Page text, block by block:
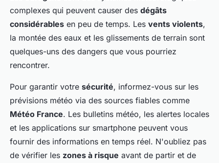
complexes qui peuvent causer des dégâts
considérables en peu de temps. Les vents violents,
la montée des eaux et les glissements de terrain sont
quelques-uns des dangers que vous pourriez
rencontrer.
Pour garantir votre sécurité, informez-vous sur les
prévisions météo via des sources fiables comme
Météo France. Les bulletins météo, les alertes locales
et les applications sur smartphone peuvent vous
fournir des informations en temps réel. N'oubliez pas
de vérifier les zones à risque avant de partir et de